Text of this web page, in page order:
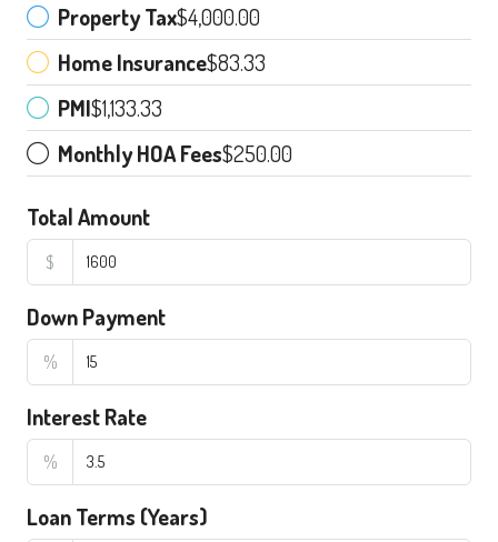
Property Tax$4,000.00
Home Insurance$83.33
PMI$1,133.33
Monthly HOA Fees$250.00
Total Amount
$
Down Payment
%
Interest Rate
%
Loan Terms (Years)